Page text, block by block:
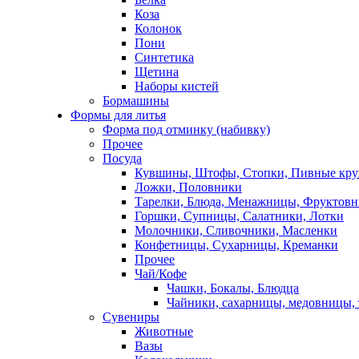
Коза
Колонок
Пони
Синтетика
Щетина
Наборы кистей
Бормашины
Формы для литья
Форма под отминку (набивку)
Прочее
Посуда
Кувшины, Штофы, Стопки, Пивные
Ложки, Половники
Тарелки, Блюда, Менажницы,
Горшки, Супницы, Салатники, Лотки
Молочники, Сливочники, Масленки
Конфетницы, Сухарницы, Креманки
Прочее
Чай/Кофе
Чашки, Бокалы, Блюдца
Чайники, сахарницы, медовницы,
Сувениры
Животные
Вазы